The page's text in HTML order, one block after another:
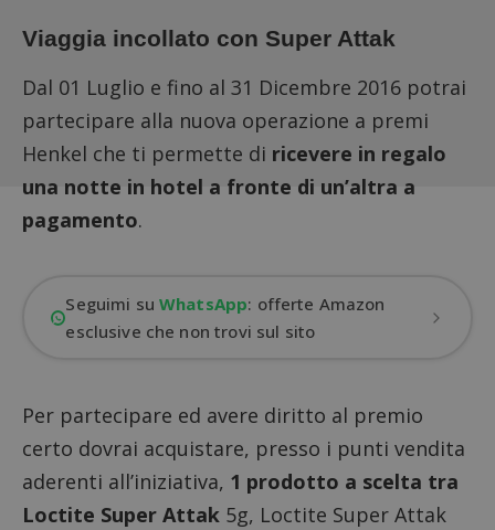
Viaggia incollato con Super Attak
Dal 01 Luglio e fino al 31 Dicembre 2016 potrai
partecipare alla nuova operazione a premi
Henkel che ti permette di ricevere in regalo
una notte in hotel a fronte di un’altra a
pagamento.
Seguimi suWhatsApp: offerte Amazon
esclusive che non trovi sul sito
Per partecipare ed avere diritto al premio
certo dovrai acquistare, presso i punti vendita
aderenti all’iniziativa, 1 prodotto a scelta tra
Loctite Super Attak 5g, Loctite Super Attak